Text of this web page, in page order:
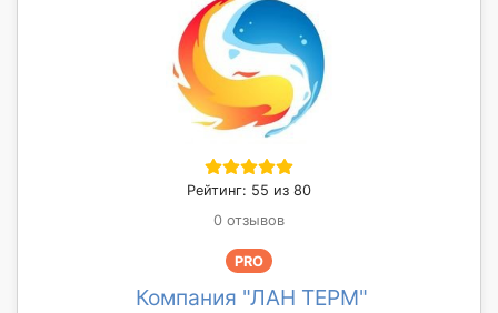
Рейтинг: 55 из 80
0 отзывов
PRO
Компания "ЛАН ТЕРМ"